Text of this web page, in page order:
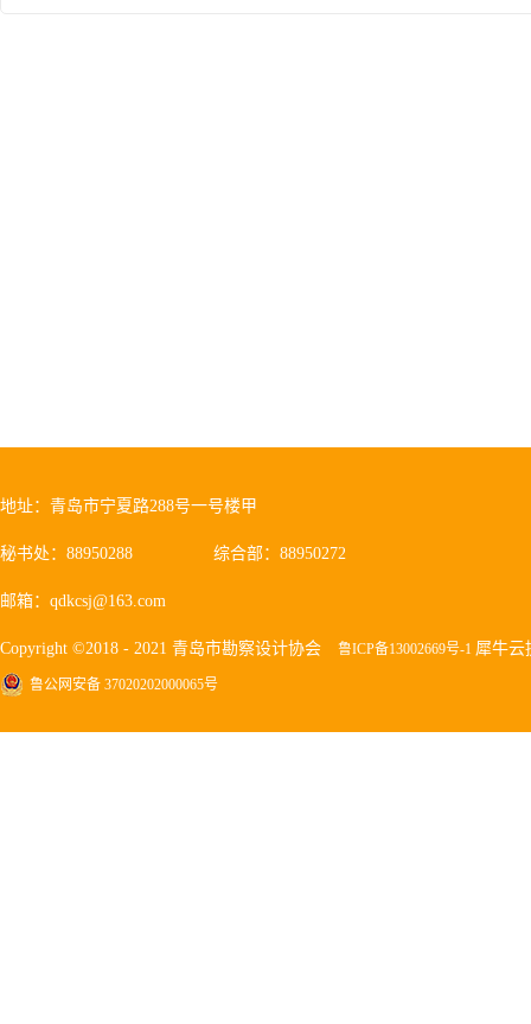
地址：青岛市宁夏路288号一号楼甲
秘书处：88950288 综合部：88950272
邮箱：qdkcsj@163.com
Copyright ©2018 - 2021 青岛市勘察设计协会 鲁ICP备13002669号-1 犀牛云
鲁公网安备 37020202000065号